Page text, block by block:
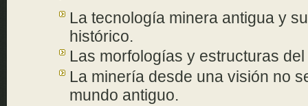
La tecnología minera antigua y
histórico.
Las morfologías y estructuras
La minería desde una visión no
mundo antiguo.